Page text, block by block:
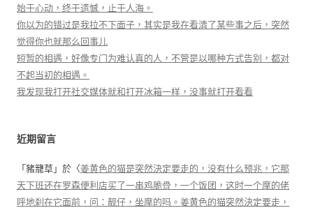
始于心动，终于遗憾，止于人海。
你以为的错过是我拉不下面子，其实是我在看清了某些事之后，突然
觉得你也就那么回事儿
短暂的相遇，好像专门为难认真的人，不管是以哪种方式告别，都对
不起当初的相遇。
我发现我打开社交媒体就和打开冰箱一样，没事就打开看看
近期留言
「 豬籠草 」於〈姜黄色的猫是突然決定要走的，没有什么预兆，它那
天下班还在罗森便利店买了一串鸡脆骨，一个饭团，这时一个摩的佬
呼地刹在它面前，问：靓仔，坐摩的吗。姜黄色的猫突然決定要走，